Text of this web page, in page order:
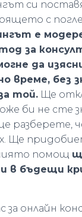
си
с
е
за
да
време, без
той. Ще
би не сте
разберете,
Ще
помощ
в бъдещи
за онлайн